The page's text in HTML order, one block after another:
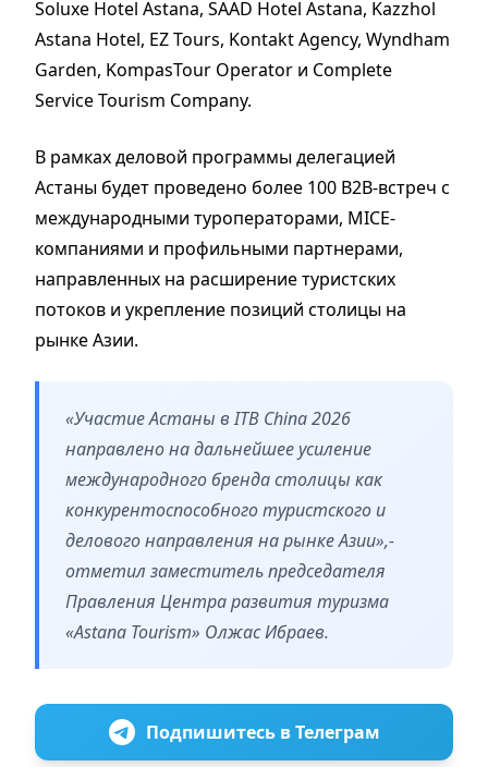
Soluxe Hotel Astana, SAAD Hotel Astana, Kazzhol
Astana Hotel, EZ Tours, Kontakt Agency, Wyndham
Garden, KompasTour Operator и Complete
Service Tourism Company.
В рамках деловой программы делегацией
Астаны будет проведено более 100 B2B-встреч с
международными туроператорами, MICE-
компаниями и профильными партнерами,
направленных на расширение туристских
потоков и укрепление позиций столицы на
рынке Азии.
«Участие Астаны в ITB China 2026
направлено на дальнейшее усиление
международного бренда столицы как
конкурентоспособного туристского и
делового направления на рынке Азии»,-
отметил заместитель председателя
Правления Центра развития туризма
«Astana Tourism» Олжас Ибраев.
Подпишитесь в Телеграм